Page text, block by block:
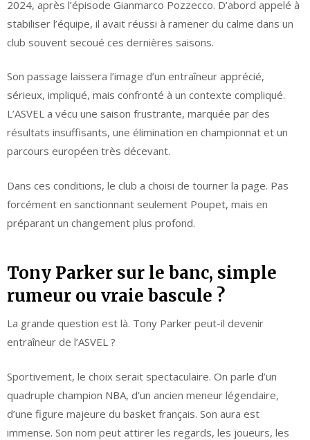
2024, après l’épisode Gianmarco Pozzecco. D’abord appelé à
stabiliser l’équipe, il avait réussi à ramener du calme dans un
club souvent secoué ces dernières saisons.
Son passage laissera l’image d’un entraîneur apprécié,
sérieux, impliqué, mais confronté à un contexte compliqué.
L’ASVEL a vécu une saison frustrante, marquée par des
résultats insuffisants, une élimination en championnat et un
parcours européen très décevant.
Dans ces conditions, le club a choisi de tourner la page. Pas
forcément en sanctionnant seulement Poupet, mais en
préparant un changement plus profond.
Tony Parker sur le banc, simple
rumeur ou vraie bascule ?
La grande question est là. Tony Parker peut-il devenir
entraîneur de l’ASVEL ?
Sportivement, le choix serait spectaculaire. On parle d’un
quadruple champion NBA, d’un ancien meneur légendaire,
d’une figure majeure du basket français. Son aura est
immense. Son nom peut attirer les regards, les joueurs, les